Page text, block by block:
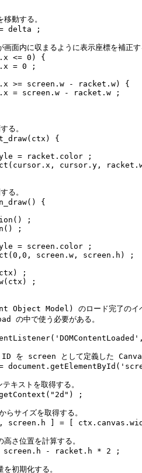
動する。
delta ;
面内に収まるように表示座標を補正す
<= 0) {
= 0 ;
>= screen.w - racket.w) {
= screen.w - racket.w ;
る。
{
= racket.color ;
cursor.y,
る。
{
;
;
= screen.color ;
screen.w, screen.h) ;
;
;
Object Model) のロード完了のイベ
の中で使う必要がある。
を screen として定義した Canvas
キストを取得する。
;
サイズを取得する。
screen.h ] = [
さ位置を計算する。
- racket.h * 2 ;
初期化する。